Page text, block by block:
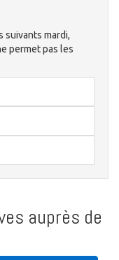
suivants mardi,
permet pas les
auprès de